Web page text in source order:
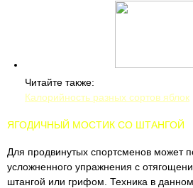
Читайте также:
Калорийность разных сортов яблок
ЯГОДИЧНЫЙ МОСТИК СО ШТАНГОЙ
Для продвинутых спортсменов может
усложненного упражнения с
штангой или грифом. Техника в